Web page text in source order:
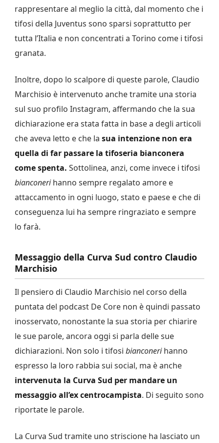
rappresentare al meglio la città, dal momento che i
tifosi della Juventus sono sparsi soprattutto per
tutta l’Italia e non concentrati a Torino come i tifosi
granata.
Inoltre, dopo lo scalpore di queste parole, Claudio
Marchisio è intervenuto anche tramite una storia
sul suo profilo Instagram, affermando che la sua
dichiarazione era stata fatta in base a degli articoli
che aveva letto e che la sua intenzione non era
quella di far passare la tifoseria bianconera
come spenta. Sottolinea, anzi, come invece i tifosi
bianconerihanno sempre regalato amore e
attaccamento in ogni luogo, stato e paese e che di
conseguenza lui ha sempre ringraziato e sempre
lo farà.
Messaggio della Curva Sud contro Claudio
Marchisio
Il pensiero di Claudio Marchisio nel corso della
puntata del podcast De Core non è quindi passato
inosservato, nonostante la sua storia per chiarire
le sue parole, ancora oggi si parla delle sue
dichiarazioni. Non solo i tifosi bianconerihanno
espresso la loro rabbia sui social, ma è anche
intervenuta la Curva Sud per mandare un
messaggio all’ex centrocampista. Di seguito sono
riportate le parole.
La Curva Sud tramite uno striscione ha lasciato un